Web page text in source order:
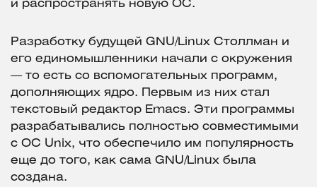
и распространять новую ОС.
Разработку будущей GNU/Linux Столлман и
его единомышленники начали с окружения
— то есть со вспомогательных программ,
дополняющих ядро. Первым из них стал
текстовый редактор Emacs. Эти программы
разрабатывались полностью совместимыми
с ОС Unix, что обеспечило им популярность
еще до того, как сама GNU/Linux была
создана.